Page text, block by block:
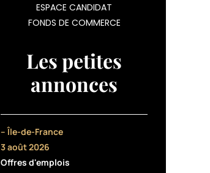
ESPACE CANDIDAT
FONDS DE COMMERCE
Les petites
annonces
– Île-de-France
3 août 2026
Offres d'emplois